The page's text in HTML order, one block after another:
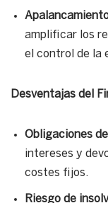
amplificar los
el control de la
Desventajas del
Obligaciones
intereses y
costes fijos.
Riesgo de